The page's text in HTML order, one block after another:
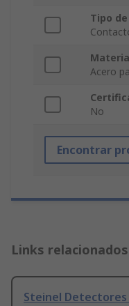
Tipo
Acero
No
Encontrar
Links relacionados
Steinel